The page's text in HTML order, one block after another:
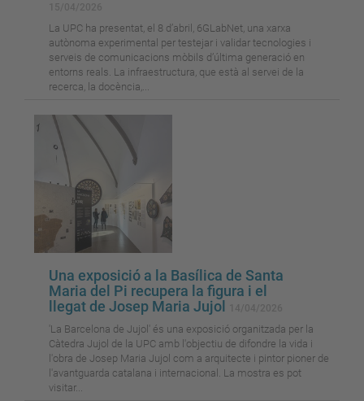
La UPC ha presentat, el 8 d’abril, 6GLabNet, una xarxa
autònoma experimental per testejar i validar tecnologies i
serveis de comunicacions mòbils d’última generació en
entorns reals. La infraestructura, que està al servei de la
recerca, la docència,...
Una exposició a la Basílica de Santa
Maria del Pi recupera la figura i el
llegat de Josep Maria Jujol
'La Barcelona de Jujol' és una exposició organitzada per la
Càtedra Jujol de la UPC amb l'objectiu de difondre la vida i
l'obra de Josep Maria Jujol com a arquitecte i pintor pioner de
l'avantguarda catalana i internacional. La mostra es pot
visitar...